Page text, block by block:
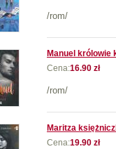
/rom/
Manuel królowie
Cena:16.90 zł
/rom/
Maritza
Cena:19.90 zł